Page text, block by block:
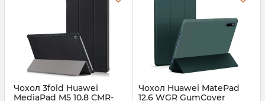
Чохол 3fold Huawei
MediaPad M5 10.8 CMR-
Чохол Huawei MatePad
12.6 WGR GumCover